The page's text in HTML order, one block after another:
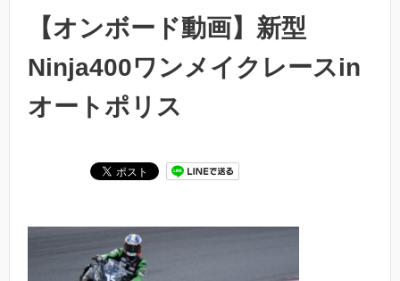
【オンボード動画】新型
Ninja400ワンメイクレースin
オートポリス